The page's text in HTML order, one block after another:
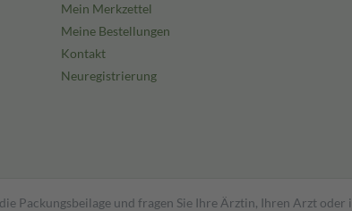
Mein Merkzettel
Meine Bestellungen
Kontakt
Neuregistrierung
Packungsbeilage und fragen Sie Ihre Ärztin, Ihren Arzt